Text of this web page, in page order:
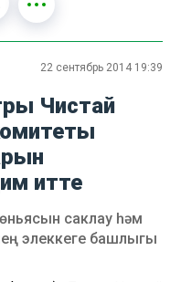
22 сентябрь 2014 19:39
Чистай
итте
саклау һәм
элеккеге башлыгы